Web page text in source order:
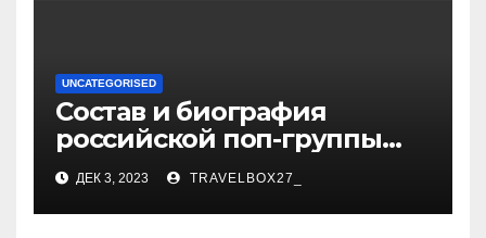
UNCATEGORISED
Состав и биография
российской поп-группы
«Иванушки интернешнл»
— история успеха, музыка
и судьбы участников
ДЕК 3, 2023 TRAVELBOX27_